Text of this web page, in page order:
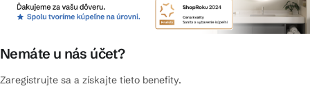
Nemáte u nás účet?
Zaregistrujte sa a získajte tieto benefity.